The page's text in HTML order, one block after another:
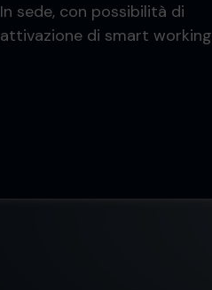
In sede, con possibilità di
attivazione di smart working